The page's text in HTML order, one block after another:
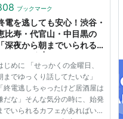
ブックマーク
電を逃しても安心！渋谷・
比寿・代官山・中目黒の
「深夜から朝までいられる」
]
じめに 「せっかくの金曜日、
までゆっくり話してたいな」
「終電逃しちゃったけど居酒屋は
だな」そんな気分の時に、始発
でいられるカフェがあればいい